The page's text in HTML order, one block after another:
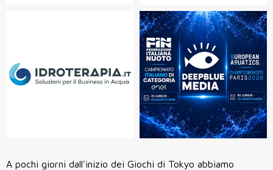
A pochi giorni dall'inizio dei Giochi di Tokyo abbiamo